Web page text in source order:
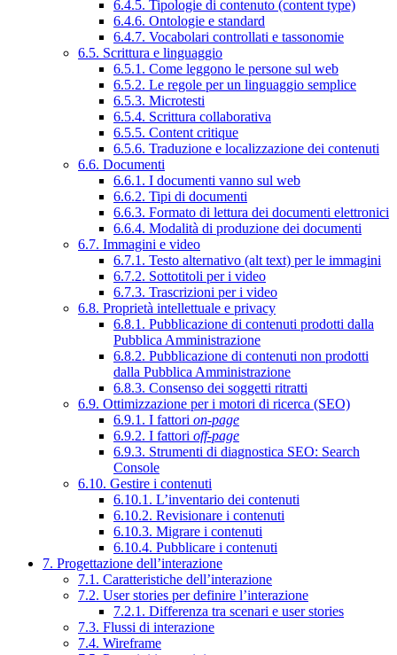
6.4.5. Tipologie di contenuto (content type)
6.4.6. Ontologie e standard
6.4.7. Vocabolari controllati e tassonomie
6.5. Scrittura e linguaggio
6.5.1. Come leggono le persone sul web
6.5.2. Le regole per un linguaggio semplice
6.5.3. Microtesti
6.5.4. Scrittura collaborativa
6.5.5. Content critique
6.5.6. Traduzione e localizzazione dei contenuti
6.6. Documenti
6.6.1. I documenti vanno sul web
6.6.2. Tipi di documenti
6.6.3. Formato di lettura dei documenti elettronici
6.6.4. Modalità di produzione dei documenti
6.7. Immagini e video
6.7.1. Testo alternativo (alt text) per le immagini
6.7.2. Sottotitoli per i video
6.7.3. Trascrizioni per i video
6.8. Proprietà intellettuale e privacy
6.8.1. Pubblicazione di contenuti prodotti dalla
Pubblica Amministrazione
6.8.2. Pubblicazione di contenuti non prodotti
dalla Pubblica Amministrazione
6.8.3. Consenso dei soggetti ritratti
6.9. Ottimizzazione per i motori di ricerca (SEO)
6.9.1. I fattori on-page
6.9.2. I fattori off-page
6.9.3. Strumenti di diagnostica SEO: Search
Console
6.10. Gestire i contenuti
6.10.1. L’inventario dei contenuti
6.10.2. Revisionare i contenuti
6.10.3. Migrare i contenuti
6.10.4. Pubblicare i contenuti
7. Progettazione dell’interazione
7.1. Caratteristiche dell’interazione
7.2. User stories per definire l’interazione
7.2.1. Differenza tra scenari e user stories
7.3. Flussi di interazione
7.4. Wireframe